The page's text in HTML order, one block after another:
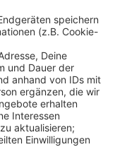
Deutlich
ein großer